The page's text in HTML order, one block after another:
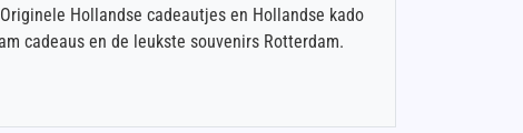
Hollandse cadeautjes en Hollandse kado
cadeaus en de leukste souvenirs Rotterdam.